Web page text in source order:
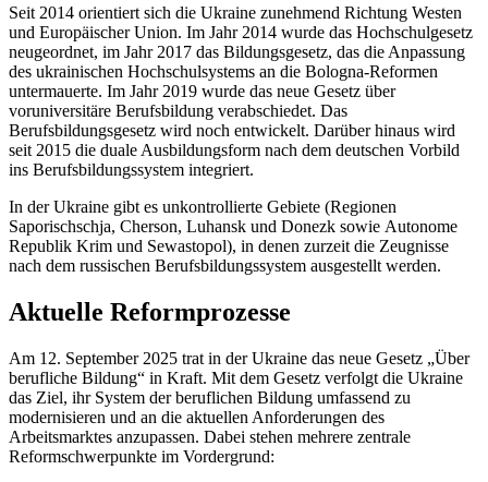
Seit 2014 orientiert sich die Ukraine zunehmend Richtung Westen
und Europäischer Union. Im Jahr 2014 wurde das Hochschulgesetz
neugeordnet, im Jahr 2017 das Bildungsgesetz, das die Anpassung
des ukrainischen Hochschulsystems an die Bologna-Reformen
untermauerte. Im Jahr 2019 wurde das neue Gesetz über
voruniversitäre Berufsbildung verabschiedet. Das
Berufsbildungsgesetz wird noch entwickelt. Darüber hinaus wird
seit 2015 die duale Ausbildungsform nach dem deutschen Vorbild
ins Berufsbildungssystem integriert.
In der Ukraine gibt es unkontrollierte Gebiete (Regionen
Saporischschja, Cherson, Luhansk und Donezk sowie Autonome
Republik Krim und Sewastopol), in denen zurzeit die Zeugnisse
nach dem russischen Berufsbildungssystem ausgestellt werden.
Aktuelle Reformprozesse
Am 12. September 2025 trat in der Ukraine das neue Gesetz „Über
berufliche Bildung“ in Kraft. Mit dem Gesetz verfolgt die Ukraine
das Ziel, ihr System der beruflichen Bildung umfassend zu
modernisieren und an die aktuellen Anforderungen des
Arbeitsmarktes anzupassen. Dabei stehen mehrere zentrale
Reformschwerpunkte im Vordergrund: